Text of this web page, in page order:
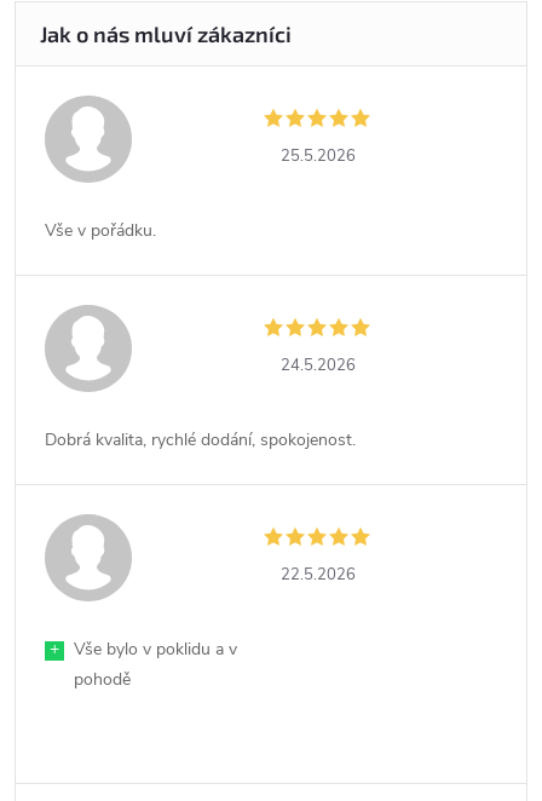
25.5.2026
Vše v pořádku.
24.5.2026
Dobrá kvalita, rychlé dodání, spokojenost.
22.5.2026
+
Vše bylo v poklidu a v
pohodě